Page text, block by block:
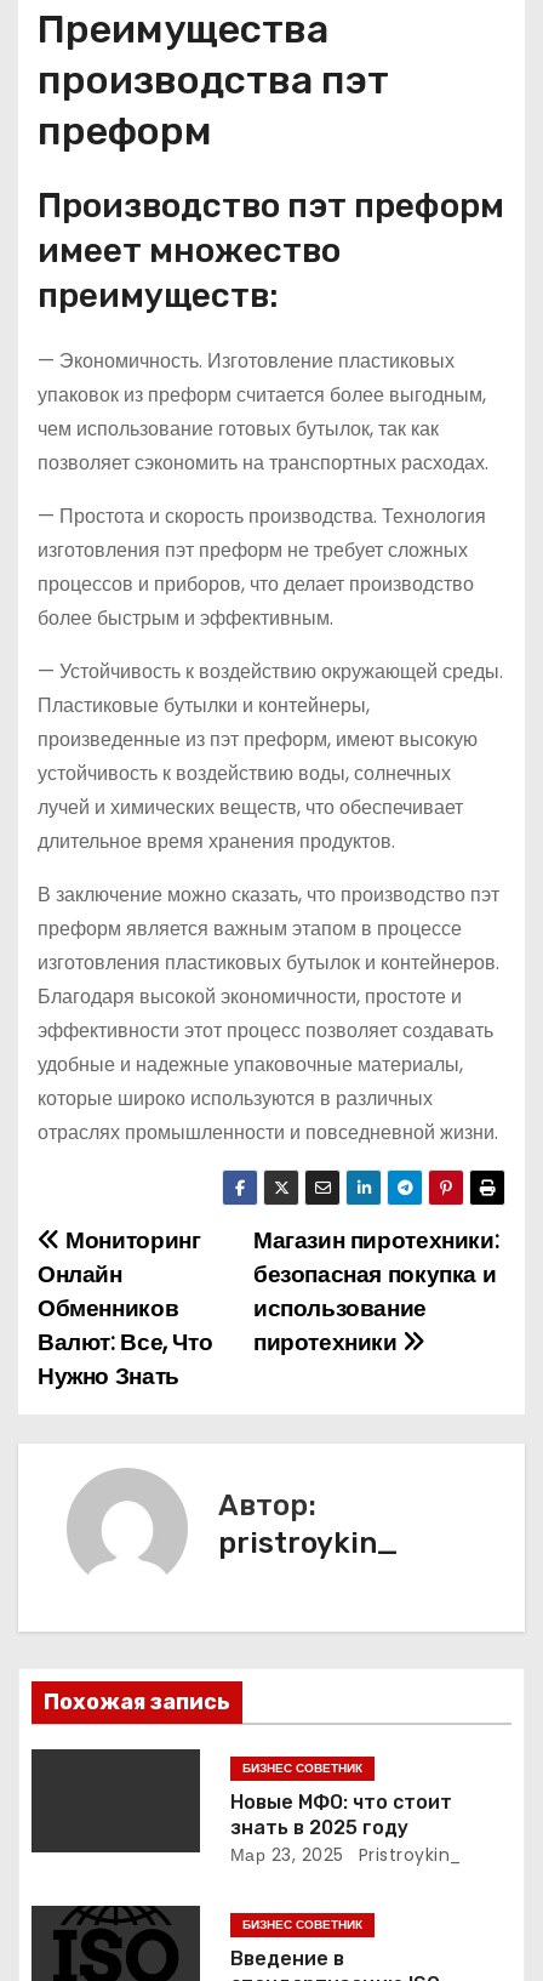
Преимущества
производства пэт
преформ
Производство пэт преформ
имеет множество
преимуществ:
— Экономичность. Изготовление пластиковых
упаковок из преформ считается более выгодным,
чем использование готовых бутылок, так как
позволяет сэкономить на транспортных расходах.
— Простота и скорость производства. Технология
изготовления пэт преформ не требует сложных
процессов и приборов, что делает производство
более быстрым и эффективным.
— Устойчивость к воздействию окружающей среды.
Пластиковые бутылки и контейнеры,
произведенные из пэт преформ, имеют высокую
устойчивость к воздействию воды, солнечных
лучей и химических веществ, что обеспечивает
длительное время хранения продуктов.
В заключение можно сказать, что производство пэт
преформ является важным этапом в процессе
изготовления пластиковых бутылок и контейнеров.
Благодаря высокой экономичности, простоте и
эффективности этот процесс позволяет создавать
удобные и надежные упаковочные материалы,
которые широко используются в различных
отраслях промышленности и повседневной жизни.
Н
а
в
и
г
п
о
а
п
и
Магазин пиротехники:
безопасная покупка и
использование
пиротехники
Мониторинг
Онлайн
Обменников
Валют: Все, Что
Нужно Знать
Автор:
pristroykin_
Похожая запись
БИЗНЕС СОВЕТНИК
Новые МФО: что стоит
знать в 2025 году
Мар 23, 2025 Pristroykin_
БИЗНЕС СОВЕТНИК
Введение в